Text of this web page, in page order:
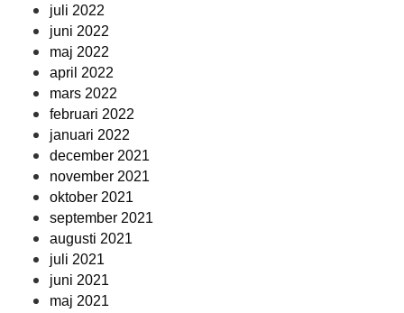
juli 2022
juni 2022
maj 2022
april 2022
mars 2022
februari 2022
januari 2022
december 2021
november 2021
oktober 2021
september 2021
augusti 2021
juli 2021
juni 2021
maj 2021